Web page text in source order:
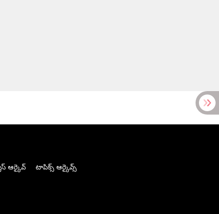
ఆర్కైవ్ టాపిక్స్ ఆర్కైవ్స్